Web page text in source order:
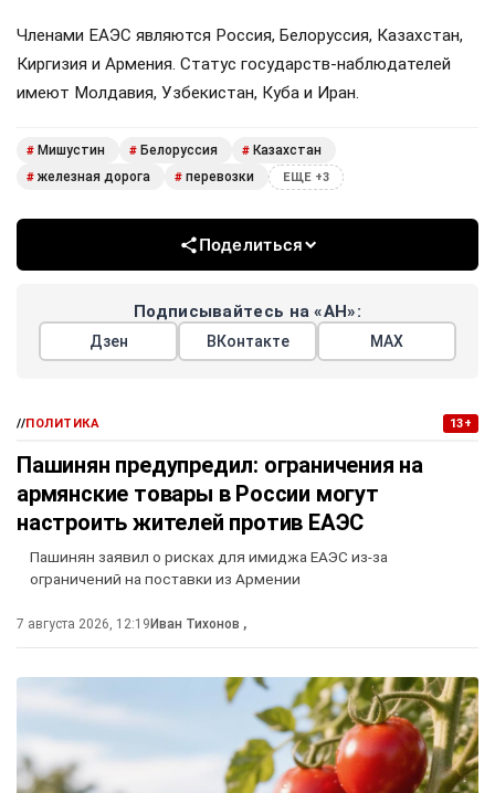
Членами ЕАЭС являются Россия, Белоруссия, Казахстан,
Киргизия и Армения. Статус государств-наблюдателей
имеют Молдавия, Узбекистан, Куба и Иран.
# Мишустин # Белоруссия # Казахстан
# железная дорога # перевозки ЕЩЕ +3
Поделиться
Подписывайтесь на «АН»:
Дзен ВКонтакте МАХ
//ПОЛИТИКА 13+
Пашинян предупредил: ограничения на
армянские товары в России могут
настроить жителей против ЕАЭС
Пашинян заявил о рисках для имиджа ЕАЭС из-за
ограничений на поставки из Армении
7 августа 2026, 12:19 Иван Тихонов ,